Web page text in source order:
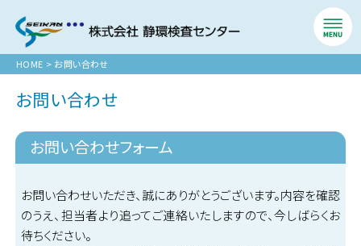
HOME > お問い合わせ
お問い合わせ
お問い合わせフォーム
お問い合わせいただき、誠にありがとうございます。内容を確認
のうえ、担当者より追ってご連絡いたしますので、今しばらくお
待ちください。